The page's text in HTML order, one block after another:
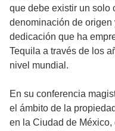
que debe existir un solo
denominación de
dedicación que ha
Tequila a través de los
nivel mundial.
En su conferencia
el ámbito de la
en la Ciudad de